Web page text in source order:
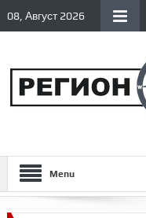
08, Август 2026
Menu